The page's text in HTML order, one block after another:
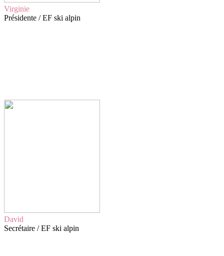
Virginie
Présidente / EF ski alpin
David
Secrétaire / EF ski alpin